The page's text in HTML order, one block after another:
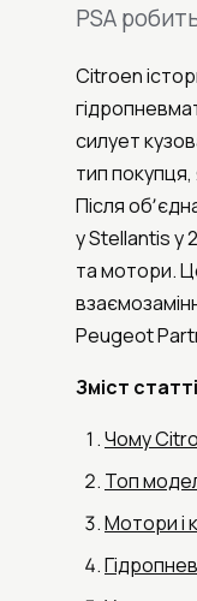
PSA
Citroen
силует
тип
Після
у Stellantis у
та мотори.
Peugeot
Зміст
Чому
Топ
Мотори і